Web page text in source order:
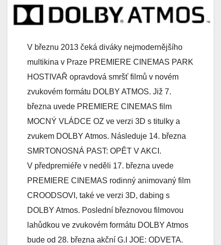
V březnu 2013 čeká diváky nejmodernějšího
multikina v Praze PREMIERE CINEMAS PARK
HOSTIVAŘ opravdová smršť filmů v novém
zvukovém formátu DOLBY ATMOS. Již 7.
března uvede PREMIERE CINEMAS film
MOCNÝ VLÁDCE OZ ve verzi 3D s titulky a
zvukem DOLBY Atmos. Následuje 14. března
SMRTONOSNÁ PAST: OPĚT V AKCI.
V předpremiéře v neděli 17. března uvede
PREMIERE CINEMAS rodinný animovaný film
CROODSOVI, také ve verzi 3D, dabing s
DOLBY Atmos. Poslední březnovou filmovou
lahůdkou ve zvukovém formátu DOLBY Atmos
bude od 28. března akční G.I JOE: ODVETA.